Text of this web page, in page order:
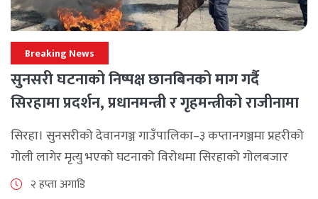
Breaking News
सुनसरी घटनाको निष्पक्ष छानबिनको माग गर्दै
सिरहामा प्रदर्शन, प्रधानमन्त्री र गृहमन्त्रीको राजीनामा
माग
सिरहा। सुनसरीको देवानगञ्ज गाउँपालिका–३ कप्तानगञ्जमा प्रहरीको
गोली लागेर मृत्यु भएको घटनाको विरोधमा सिरहाको गोलबजार
नगरपालिका–८ पुरानो चोक चोहर्वामा स्थानीयले प्रदर्शन गरेका
२ हप्ता अगाडि